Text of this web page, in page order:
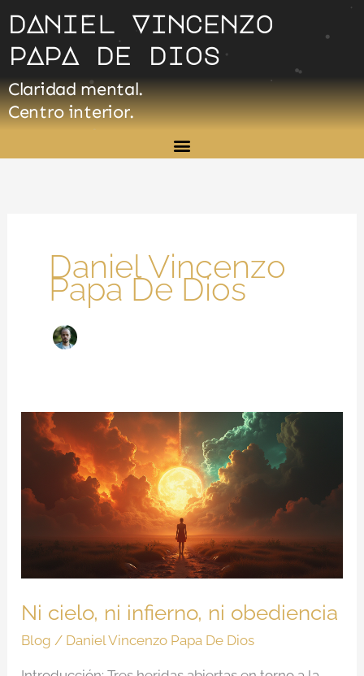
contenido
dAniel Vincenzo
pApA de dios
Claridad mental.
Centro interior.
Daniel Vincenzo
Papa De Dios
Ni cielo, ni infierno, ni obediencia
Blog / Daniel Vincenzo Papa De Dios
Ni
cielo,
infierno,